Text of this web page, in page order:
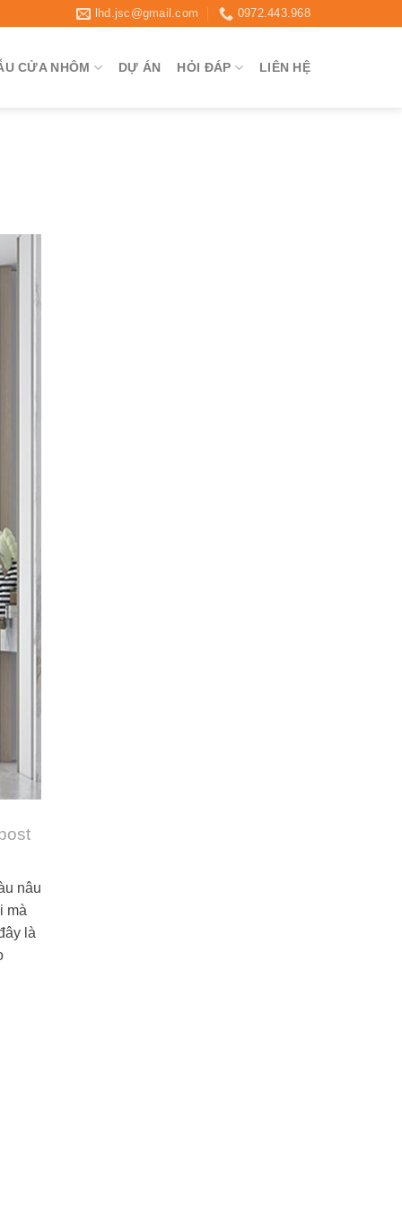
lhd.jsc@gmail.com 0972.443.968
CỬA NHÔM DỰ ÁN HỎI ĐÁP LIÊN HỆ
nâu
mà
là